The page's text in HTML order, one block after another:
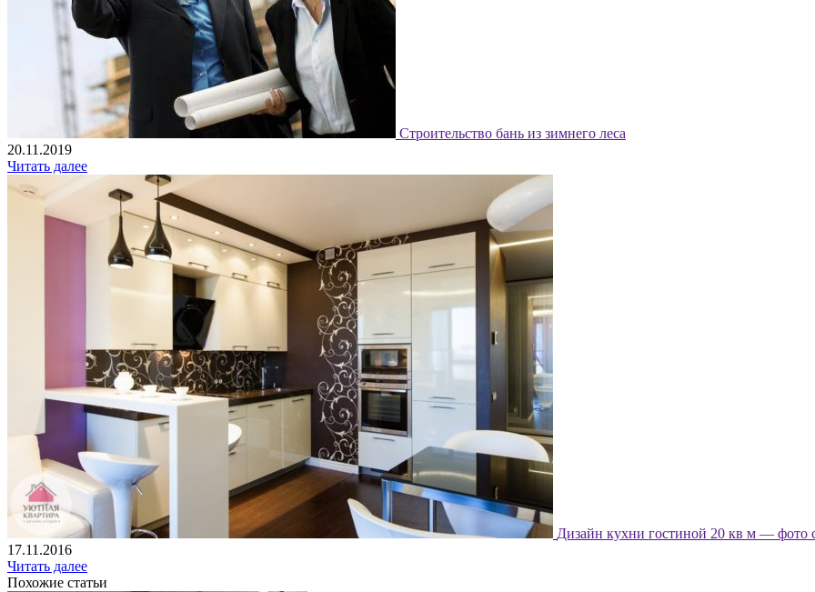
Строительство бань из зимнего леса
20.11.2019
Читать далее
Дизайн кухни гостиной 20 кв м — фото
17.11.2016
Читать далее
Похожие статьи